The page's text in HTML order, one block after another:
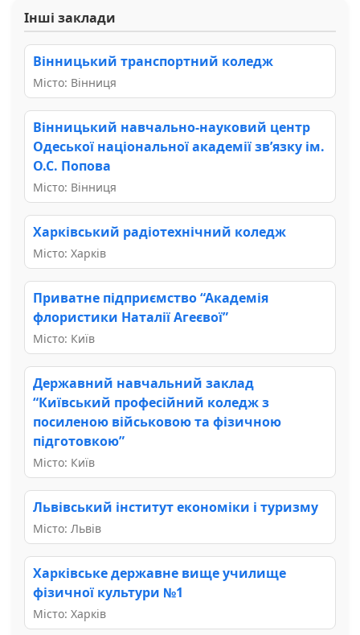
Інші заклади
Вінницький транспортний коледж
Місто: Вінниця
Вінницький навчально-науковий центр
Одеської національної академії зв’язку ім.
О.С. Попова
Місто: Вінниця
Харківський радіотехнічний коледж
Місто: Харків
Приватне підприємство “Академія
флористики Наталії Агеєвої”
Місто: Київ
Державний навчальний заклад
“Київський професійний коледж з
посиленою військовою та фізичною
підготовкою”
Місто: Київ
Львівський інститут економіки і туризму
Місто: Львів
Харківське державне вище училище
фізичної культури №1
Місто: Харків